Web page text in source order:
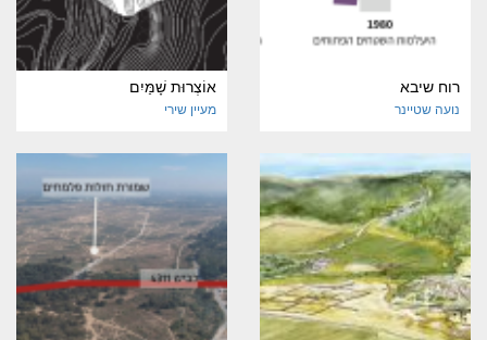
רוח שיבא
נועה שטיינר
אוֹצְרוּת שָׁמַּיִם
מעיין שירי